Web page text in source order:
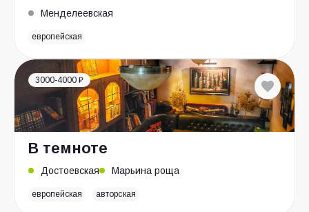
Менделеевская
европейская
3000-4000 ₽
В темноте
Достоевская Марьина роща
европейская авторская